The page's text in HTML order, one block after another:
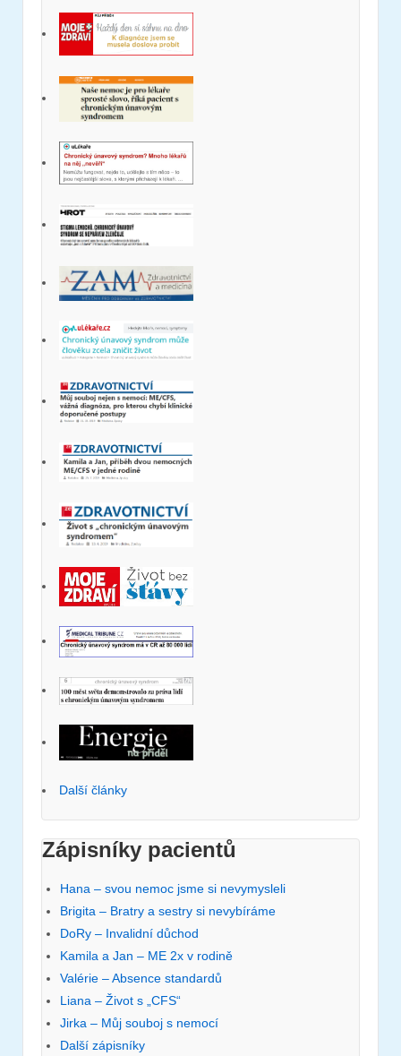
Další články
Zápisníky pacientů
Hana – svou nemoc jsme si nevymysleli
Brigita – Bratry a sestry si nevybíráme
DoRy – Invalidní důchod
Kamila a Jan – ME 2x v rodině
Valérie – Absence standardů
Liana – Život s „CFS“
Jirka – Můj souboj s nemocí
Další zápisníky